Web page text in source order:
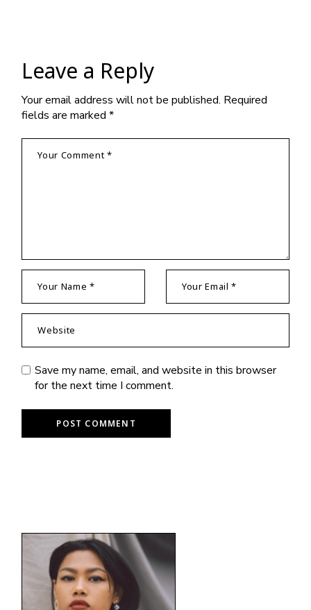
Leave a Reply
Your email address will not be published. Required
fields are marked*
Save my name, email, and website in this browser
for the next time I comment.
POST COMMENT